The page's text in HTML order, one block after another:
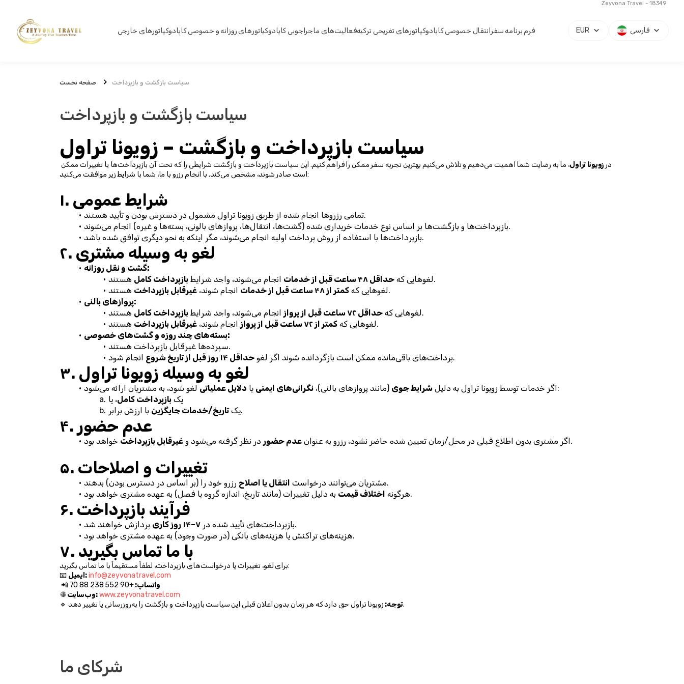
Zeyvona Travel - 18349
تورهای خارجیتورهای روزانه و خصوصی کاپادوکیافعالیت‌های ماجراجویی کاپادوکیاتورهای تفریحی ترکیهانتقال خصوصی کاپادوکیا فرم برنامه سفر EUR فارسی
صفحه نخست سیاست بازگشت و بازپرداخت
سیاست بازگشت و بازپرداخت
سیاست بازپرداخت و بازگشت – زویونا تراول
در زویونا تراول
است صادر شوند، مشخص می‌کند. با انجام رزرو با ما، شما با شرایط زیر موافقت می‌کنید:
۱. شرایط عمومی
تمامی رزروها انجام شده از طریق زویونا تراول مشمول در دسترس بودن و تأیید هستند.
بازپرداخت‌ها و بازگشت‌ها بر اساس نوع خدمات خریداری شده (گشت‌ها، انتقال‌ها، پروازهای بالونی، بسته‌ها و غیره) انجام می‌شوند.
بازپرداخت‌ها با استفاده از روش پرداخت اولیه انجام می‌شوند، مگر اینکه به نحو دیگری توافق شده باشد.
۲. لغو به وسیله مشتری
گشت و نقل روزانه:
لغوهایی که حداقل ۴۸ ساعت قبل از خدمات انجام می‌شوند، واجد شرایط بازپرداخت کامل
هستند.
لغوهایی که کمتر از ۴۸ ساعت قبل از خدمات انجام شوند، غیرقابل بازپرداخت
هستند.
پروازهای بالنی:
لغوهایی که حداقل ۷۲ ساعت قبل از پرواز انجام می‌شوند، واجد شرایط بازپرداخت کامل
هستند.
لغوهایی که کمتر از ۷۲ ساعت قبل از پرواز انجام شوند، غیرقابل بازپرداخت
هستند.
بسته‌های چند روزه و گشت‌های خصوصی:
سپرده‌ها غیرقابل بازپرداخت هستند.
پرداخت‌های باقی‌مانده ممکن است بازگردانده شوند اگر لغو
حداقل ۱۴ روز قبل از تاریخ شروع انجام شود.
۳. لغو به وسیله زویونا تراول
اگر خدمات توسط زویونا تراول به دلیل شرایط جوی (مانند پروازهای بالنی)، نگرانی‌های ایمنی یا دلایل عملیاتی
لغو شود، به مشتریان ارائه می‌شود:
یک بازپرداخت کامل، یا
یک تاریخ/خدمات جایگزین با ارزش برابر.
۴. عدم حضور
اگر مشتری بدون اطلاع قبلی در محل/زمان تعیین شده حاضر نشود، رزرو به عنوان عدم حضور در نظر گرفته می‌شود و غیرقابل بازپرداخت خواهد بود.
۵. تغییرات و اصلاحات
مشتریان می‌توانند درخواست انتقال یا اصلاح
رزرو خود را (بر اساس در دسترس بودن) بدهند.
هرگونه اختلاف قیمت به دلیل تغییرات (مانند تاریخ، اندازه گروه یا فصل) به عهده مشتری خواهد بود.
۶. فرآیند بازپرداخت
بازپرداخت‌های تأیید شده در ۷–۱۴ روز کاری
پردازش خواهند شد.
هزینه‌های تراکنش یا هزینه‌های بانکی (در صورت وجود) به عهده مشتری خواهد بود.
۷. با ما تماس بگیرید
برای لغو، تغییرات یا درخواست‌های بازپرداخت، لطفاً مستقیماً با ما تماس بگیرید:
📧
ایمیل:info@zeyvonatravel.com
📲
واتساپ: +90 552 238 88 70
🌐
وب‌سایت:www.zeyvonatravel.com
🔹
توجه: زویونا تراول حق دارد که هر زمان بدون اعلان قبلی این سیاست بازپرداخت و بازگشت را به‌روزرسانی یا تغییر دهد.
شرکای ما